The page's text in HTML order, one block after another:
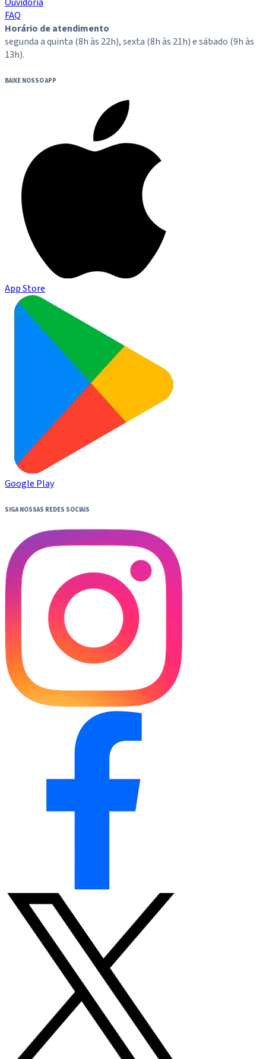
FAQ
Horário de atendimento
segunda a quinta (8h às 22h), sexta (8h às 21h) e sábado (9h às
13h).
BAIXE NOSSO APP
App Store
Google Play
SIGA NOSSAS REDES SOCIAIS